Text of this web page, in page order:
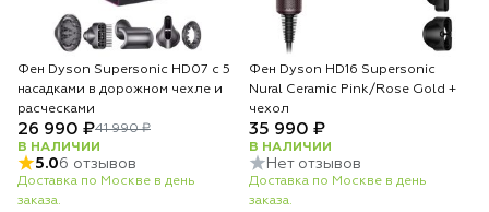
Фен Dyson Supersonic HD07 с 5
насадками в дорожном чехле и
расческами
26 990 ₽41 990 ₽
В НАЛИЧИИ
5.06 отзывов
Доставка по Москве в день
заказа.
Фен Dyson HD16 Supersonic
Nural Ceramic Pink/Rose Gold +
чехол
35 990 ₽
В НАЛИЧИИ
Нет отзывов
Доставка по Москве в день
заказа.